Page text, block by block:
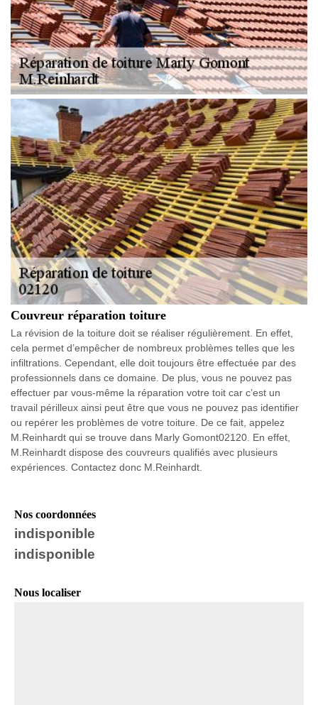
Couvreur réparation toiture
La révision de la toiture doit se réaliser régulièrement. En effet,
cela permet d’empêcher de nombreux problèmes telles que les
infiltrations. Cependant, elle doit toujours être effectuée par des
professionnels dans ce domaine. De plus, vous ne pouvez pas
effectuer par vous-même la réparation votre toit car c’est un
travail périlleux ainsi peut être que vous ne pouvez pas identifier
ou repérer les problèmes de votre toiture. De ce fait, appelez
M.Reinhardt qui se trouve dans Marly Gomont02120. En effet,
M.Reinhardt dispose des couvreurs qualifiés avec plusieurs
expériences. Contactez donc M.Reinhardt.
Nos coordonnées
indisponible
indisponible
Nous localiser